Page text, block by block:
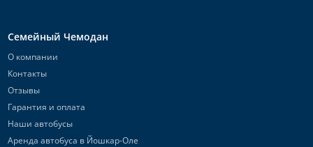
Семейный Чемодан
О компании
Контакты
Отзывы
Гарантия и оплата
Наши автобусы
Аренда автобуса в Йошкар-Оле